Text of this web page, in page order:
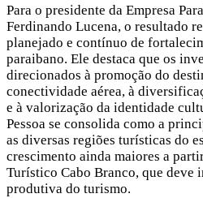
Para o presidente da Empresa
Ferdinando Lucena, o resultado
planejado e contínuo de
paraibano. Ele destaca que os
direcionados à promoção do
conectividade aérea, à
e à valorização da identidade
Pessoa se consolida como a
as diversas regiões turísticas do
crescimento ainda maiores a
Turístico Cabo Branco, que deve
produtiva do turismo.